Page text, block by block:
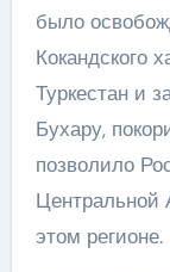
было
Кокандского
Туркестан и
Бухару,
позволило
Центральной
этом регионе.